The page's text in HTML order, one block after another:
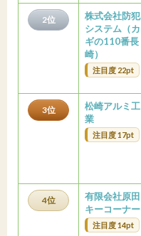
2位
株式会社防犯
システム（カ
ギの110番長
崎）
注目度 22pt
3位
松崎アルミ工
業
注目度 17pt
4位
有限会社原田
キーコーナー
注目度 14pt